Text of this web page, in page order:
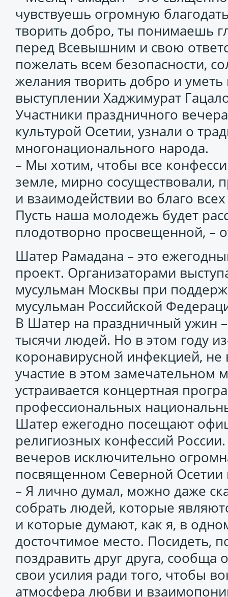
чувствуешь огромную
творить добро, ты понимаешь
перед Всевышним и свою
пожелать всем безопасности,
желания творить добро и
выступлении Хаджимурат
Участники праздничного
культурой Осетии, узнали о
многонационального народа.
– Мы хотим, чтобы все
земле, мирно сосуществовали,
и взаимодействии во благо
Пусть наша молодежь будет
плодотворно просвещенной, –
Шатер Рамадана – это
проект. Организаторами
мусульман Москвы при
мусульман Российской
В Шатер на праздничный ужин
тысячи людей. Но в этом году
коронавирусной инфекцией,
участие в этом замечательном
устраивается концертная
профессиональных
Шатер ежегодно посещают
религиозных конфессий
вечеров исключительно
посвященном Северной Осетии
– Я лично думал, можно даже
собрать людей, которые
и которые думают, как я, в
досточтимое место. Посидеть,
поздравить друг друга, сообща
свои усилия ради того, чтобы
атмосфера любви и